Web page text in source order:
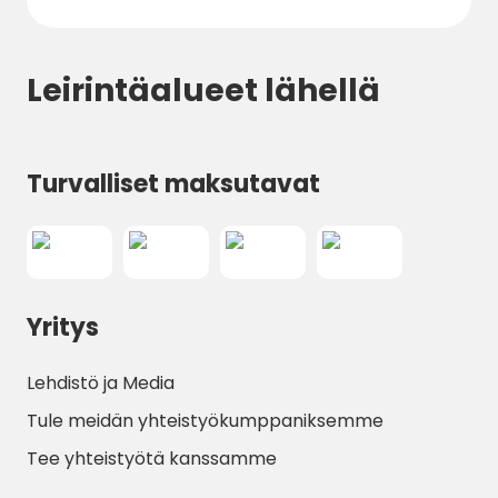
Leirintäalueet lähellä
Turvalliset maksutavat
Yritys
Lehdistö ja Media
Tule meidän yhteistyökumppaniksemme
Tee yhteistyötä kanssamme